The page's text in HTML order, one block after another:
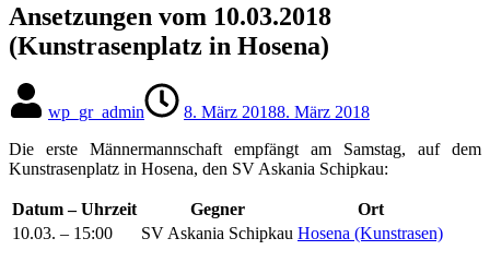
Ansetzungen vom 10.03.2018
(Kunstrasenplatz in Hosena)
wp_gr_admin 8. März 20188. März 2018
Die erste Männermannschaft empfängt am Samstag, auf dem
Kunstrasenplatz in Hosena, den SV Askania Schipkau:
Datum – Uhrzeit Gegner
Ort
10.03. – 15:00
SV Askania Schipkau Hosena (Kunstrasen)